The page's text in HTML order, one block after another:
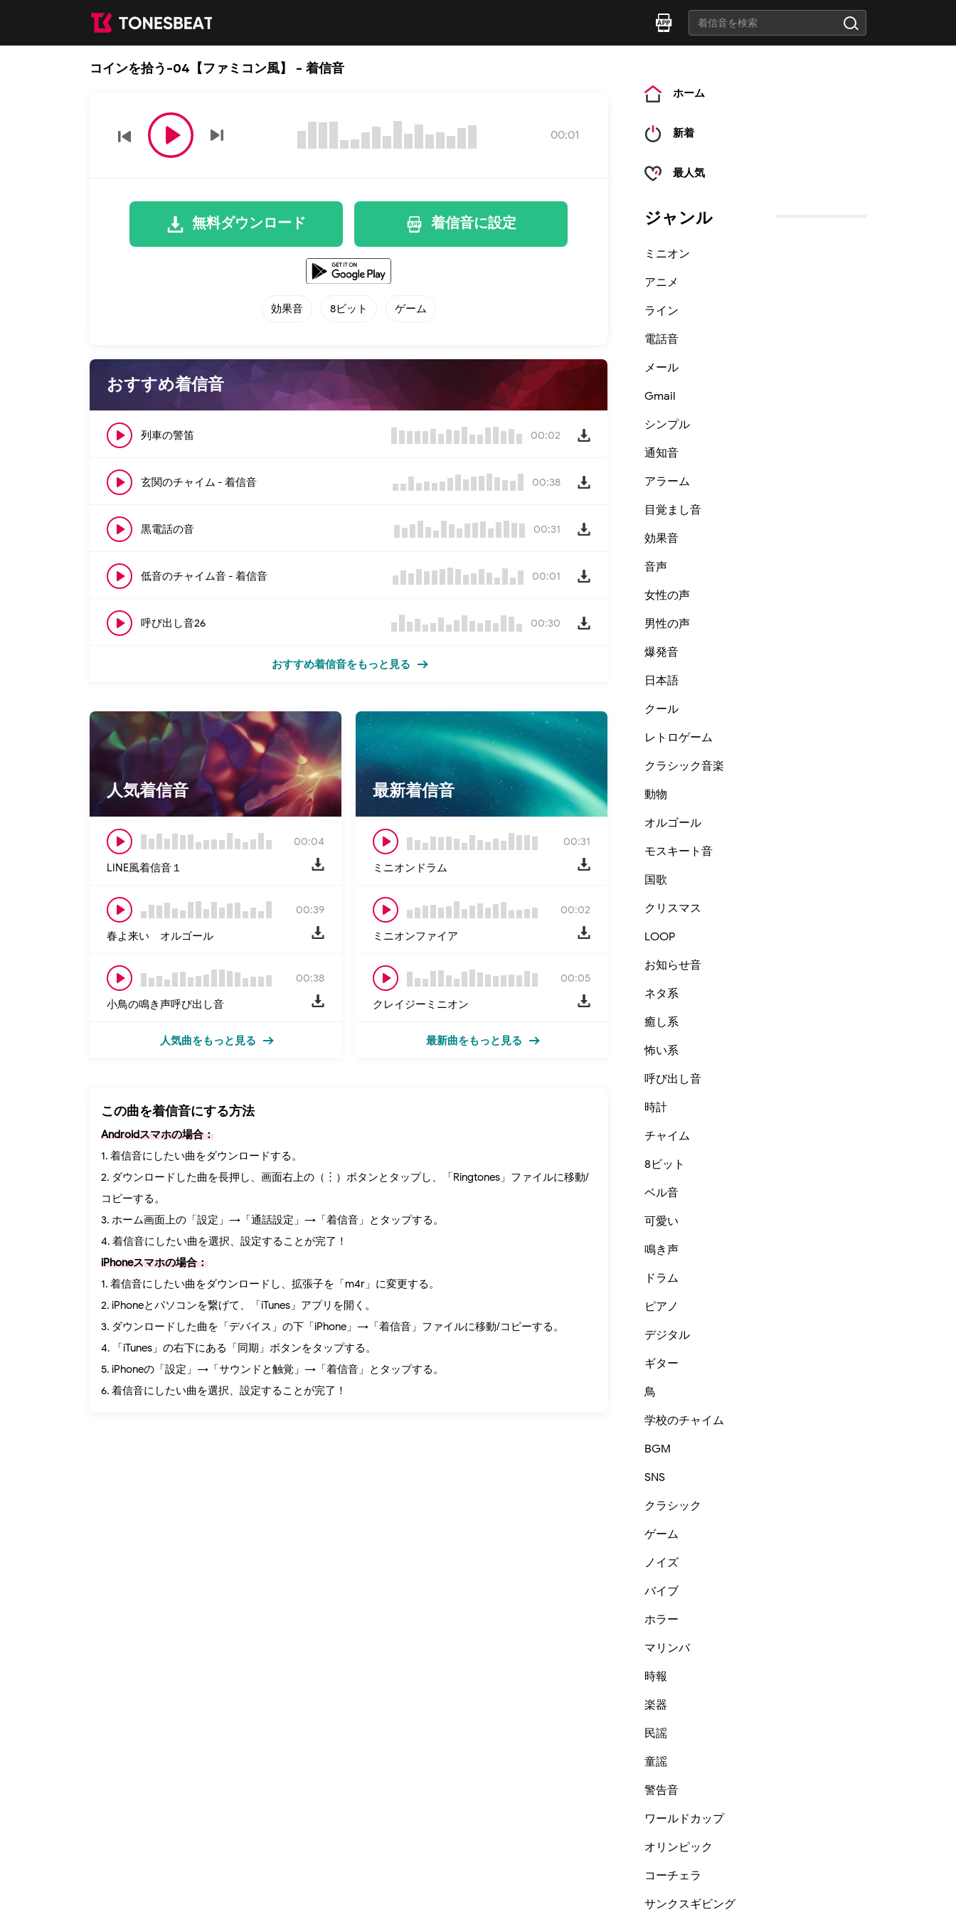
コインを拾う-04【ファミコン風】 - 着信音
00:01
無料ダウンロード 着信音に設定
効果音 8ビット ゲーム
おすすめ着信音
列車の警笛 00:02
玄関のチャイム - 着信音 00:38
黒電話の音 00:31
低音のチャイム音 - 着信音 00:01
呼び出し音26 00:30
おすすめ着信音をもっと見る
人気着信音
00:04
LINE風着信音１
00:39
春よ来い オルゴール
00:38
小鳥の鳴き声呼び出し音
人気曲をもっと見る
最新着信音
00:31
ミニオンドラム
00:02
ミニオンファイア
00:05
クレイジーミニオン
最新曲をもっと見る
この曲を着信音にする方法
Androidスマホの場合：
1. 着信音にしたい曲をダウンロードする。
2. ダウンロードした曲を長押し、画面右上の（︙）ボタンとタップし、「Ringtones」ファイルに移動/
コピーする。
3. ホーム画面上の「設定」→「通話設定」→「着信音」とタップする。
4. 着信音にしたい曲を選択、設定することが完了！
iPhoneスマホの場合：
1. 着信音にしたい曲をダウンロードし、拡張子を「m4r」に変更する。
2. iPhoneとパソコンを繋げて、「iTunes」アプリを開く。
3. ダウンロードした曲を「デバイス」の下「iPhone」→「着信音」ファイルに移動/コピーする。
4. 「iTunes」の右下にある「同期」ボタンをタップする。
5. iPhoneの「設定」→「サウンドと触覚」→「着信音」とタップする。
6. 着信音にしたい曲を選択、設定することが完了！
ホーム
新着
最人気
ジャンル
ミニオン
アニメ
ライン
電話音
メール
Gmail
シンプル
通知音
アラーム
目覚まし音
効果音
音声
女性の声
男性の声
爆発音
日本語
クール
レトロゲーム
クラシック音楽
動物
オルゴール
モスキート音
国歌
クリスマス
LOOP
お知らせ音
ネタ系
癒し系
怖い系
呼び出し音
時計
チャイム
8ビット
ベル音
可愛い
鳴き声
ドラム
ピアノ
デジタル
ギター
鳥
学校のチャイム
BGM
SNS
クラシック
ゲーム
ノイズ
バイブ
ホラー
マリンバ
時報
楽器
民謡
童謡
警告音
ワールドカップ
オリンピック
コーチェラ
サンクスギビング